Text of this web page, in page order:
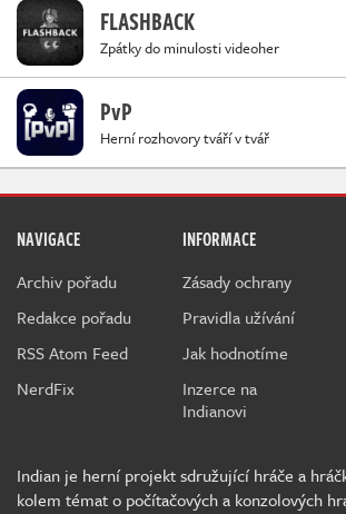
FLASHBACK
Zpátky do minulosti videoher
PvP
Herní rozhovory tváří v tvář
NAVIGACE
Archiv pořadu
Redakce pořadu
RSS Atom Feed
NerdFix
INFORMACE
Zásady ochrany
Pravidla užívání
Jak hodnotíme
Inzerce na
Indianovi
Indian je herní projekt sdružující hráče a
kolem témat o počítačových a konzolových